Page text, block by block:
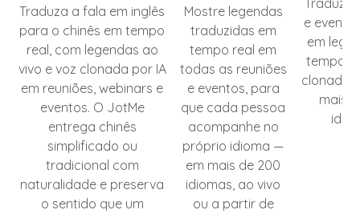
Traduza a fala em inglês
para o chinês em tempo
real, com legendas ao
vivo e voz clonada por IA
em reuniões, webinars e
eventos. O JotMe
entrega chinês
simplificado ou
tradicional com
naturalidade e preserva
o sentido que um
Mostre legendas
traduzidas em
tempo real em
todas as reuniões
e eventos, para
que cada pessoa
acompanhe no
próprio idioma —
em mais de 200
idiomas, ao vivo
ou a partir de
Traduza
e
em
tempo
clonada
mais